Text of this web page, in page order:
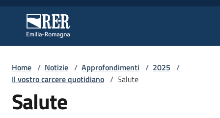
Regione Emilia-Romagna
Regione Emilia-Romagna
Regione
Home / Notizie / Approfondimenti / 2025 /
Il vostro carcere quotidiano / Salute
Salute